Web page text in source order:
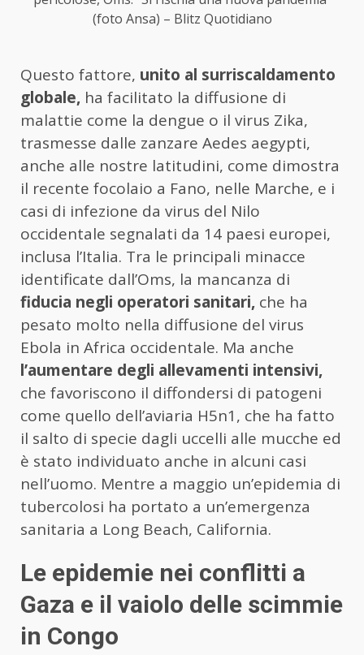
(foto Ansa) – Blitz Quotidiano
Questo fattore, unito al surriscaldamento
globale, ha facilitato la diffusione di
malattie come la dengue o il virus Zika,
trasmesse dalle zanzare Aedes aegypti,
anche alle nostre latitudini, come dimostra
il recente focolaio a Fano, nelle Marche, e i
casi di infezione da virus del Nilo
occidentale segnalati da 14 paesi europei,
inclusa l’Italia. Tra le principali minacce
identificate dall’Oms, la mancanza di
fiducia negli operatori sanitari, che ha
pesato molto nella diffusione del virus
Ebola in Africa occidentale. Ma anche
l’aumentare degli allevamenti intensivi,
che favoriscono il diffondersi di patogeni
come quello dell’aviaria H5n1, che ha fatto
il salto di specie dagli uccelli alle mucche ed
è stato individuato anche in alcuni casi
nell’uomo. Mentre a maggio un’epidemia di
tubercolosi ha portato a un’emergenza
sanitaria a Long Beach, California.
Le epidemie nei conflitti a
Gaza e il vaiolo delle scimmie
in Congo